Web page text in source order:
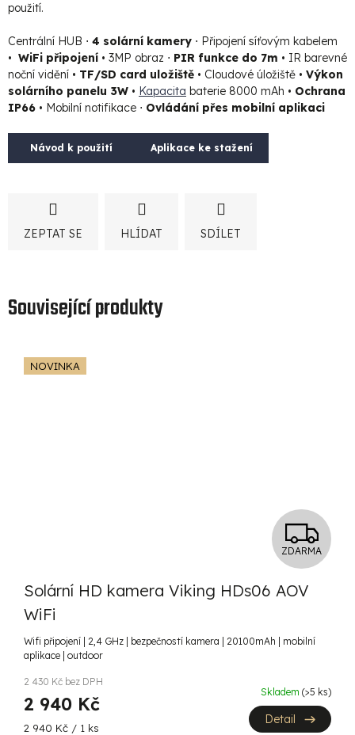
použití.
Centrální HUB ⋅ 4 solární kamery ⋅ Připojení síťovým kabelem
• WiFi připojení • 3MP obraz ⋅ PIR funkce do 7m • IR barevné
noční vidění • TF/SD card uložiště • Cloudové úložiště • Výkon
solárního panelu 3W • Kapacita baterie 8000 mAh • Ochrana
IP66 • Mobilní notifikace ⋅ Ovládání přes mobilní aplikaci
Návod k použití Aplikace ke stažení
ZEPTAT SE HLÍDAT SDÍLET
Související produkty
NOVINKA
Z
D
A
ZDARMA
Solární HD kamera Viking HDs06 AOV
WiFi
Wifi připojení | 2,4 GHz | bezpečností kamera | 20100mAh | mobilní
aplikace | outdoor
2 430 Kč bez DPH
2 940 Kč
Měrná
2 940 Kč / 1 ks
Skladem (>5 ks)
Detail